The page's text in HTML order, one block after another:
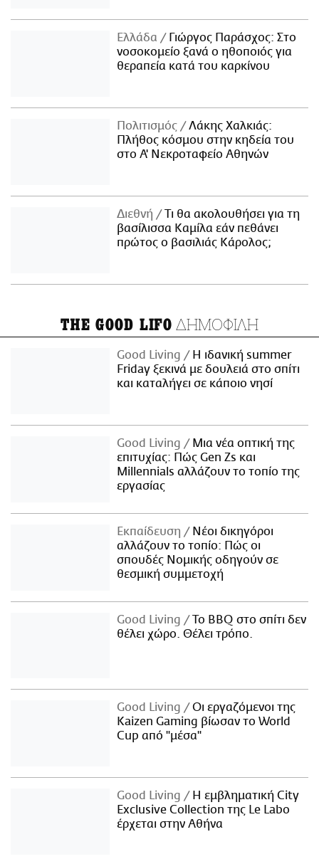
Ελλάδα
Γιώργος Παράσχος: Στο
νοσοκομείο ξανά ο ηθοποιός για
θεραπεία κατά του καρκίνου
Πολιτισμός
Λάκης Χαλκιάς:
Πλήθος κόσμου στην κηδεία του
στο Α' Νεκροταφείο Αθηνών
Διεθνή
Τι θα ακολουθήσει για τη
βασίλισσα Καμίλα εάν πεθάνει
πρώτος ο βασιλιάς Κάρολος;
THE GOOD LIFO ΔΗΜΟΦΙΛΗ
Good Living
Η ιδανική summer
Friday ξεκινά με δουλειά στο σπίτι
και καταλήγει σε κάποιο νησί
Good Living
Μια νέα οπτική της
επιτυχίας: Πώς Gen Zs και
Millennials αλλάζουν το τοπίο της
εργασίας
Εκπαίδευση
Νέοι δικηγόροι
αλλάζουν το τοπίο: Πώς οι
σπουδές Νομικής οδηγούν σε
θεσμική συμμετοχή
Good Living
Το BBQ στο σπίτι δεν
θέλει χώρο. Θέλει τρόπο.
Good Living
Οι εργαζόμενοι της
Kaizen Gaming βίωσαν το World
Cup από "μέσα"
Good Living
Η εμβληματική City
Exclusive Collection της Le Labo
έρχεται στην Αθήνα